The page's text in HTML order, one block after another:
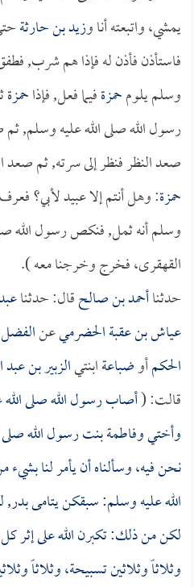
يمشي، واتبعته أنا وزيد بن حارثة
فاستأذن فأذن له فإذا هم شرب,
وسلم يلومحمزةفيما فعل, فإذاحمزة
رسول الله صلى الله عليه وسلم, ثم
صعد النظر فنظر إلى سرته, ثم صعد
حمزة: وهل أنتم إلا عبيد لأبي؟
وسلم أنه ثمل, فنكص رسول الله
القهقرى، فخرج وخرجنا معه ).
حدثناأحمد بن صالحقال: حدثنا
عياش بن عقبة الحضرميعن
الحكمأوضباعةابنتيالزبير بن
قالت: (أصاب رسول الله صلى
وأختي وفاطمة بنت رسول الله صلى
نحن فيه، وسألناه أن يأمر لنا
الله عليه وسلم: سبقكن يتامى
لكن من ذلك: تكبرن الله على إثر كل
وثلاثاً وثلاثين تسبيحة، وثلاثاً